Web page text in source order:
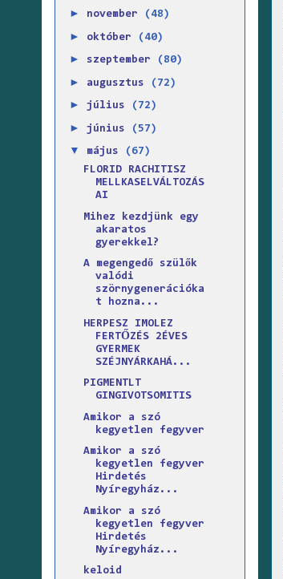
► november (48)
► október (40)
► szeptember (80)
► augusztus (72)
► július (72)
► június (57)
▼ május
(67)
FLORID RACHITISZ
MELLKASELVÁLTOZÁS
AI
Mihez kezdjünk egy
akaratos
gyerekkel?
A megengedő szülők
valódi
szörnygenerációka
t hozna...
HERPESZ IMOLEZ
FERTŐZÉS 2ÉVES
GYERMEK
SZÉJNYÁRKAHÁ...
PIGMENTLT
GINGIVOTSOMITIS
Amikor a szó
kegyetlen fegyver
Amikor a szó
kegyetlen fegyver
Hirdetés
Nyíregyház...
Amikor a szó
kegyetlen fegyver
Hirdetés
Nyíregyház...
keloid